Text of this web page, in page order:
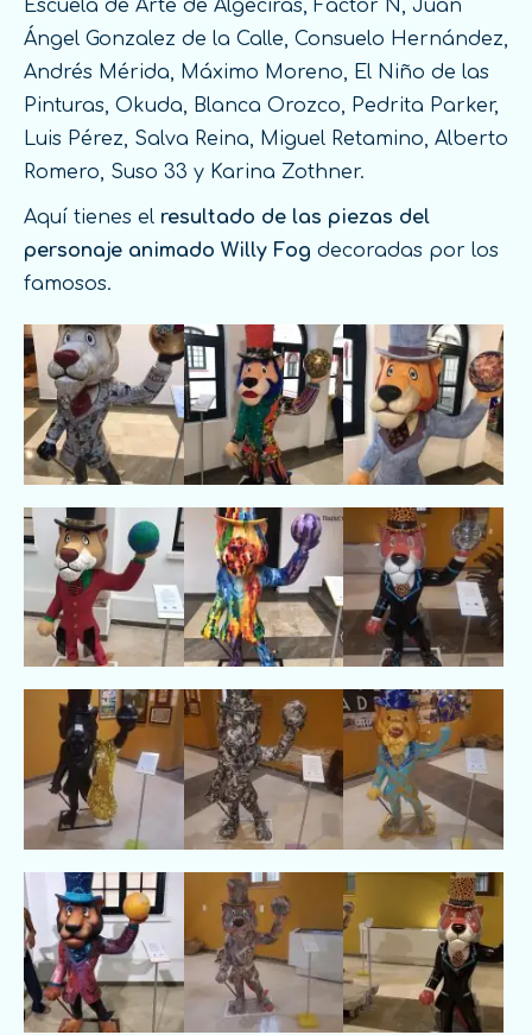
Escuela de Arte de Algeciras, Factor Ñ, Juan
Ángel Gonzalez de la Calle, Consuelo Hernández,
Andrés Mérida, Máximo Moreno, El Niño de las
Pinturas, Okuda, Blanca Orozco, Pedrita Parker,
Luis Pérez, Salva Reina, Miguel Retamino, Alberto
Romero, Suso 33 y Karina Zothner.
Aquí tienes el resultado de las piezas del
personaje animado Willy Fog decoradas por los
famosos.